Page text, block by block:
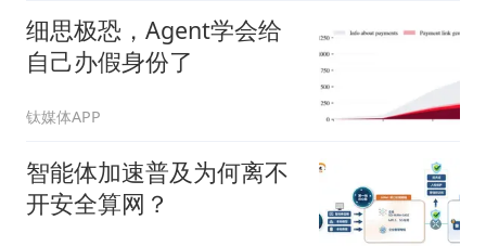
细思极恐，Agent学会给
自己办假身份了
钛媒体APP
智能体加速普及为何离不
开安全算网？